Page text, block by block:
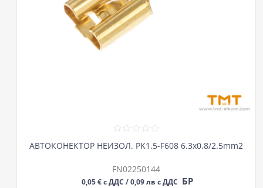
АВТОКОНЕКТОР НЕИЗОЛ. PK1.5-F608 6.3х0.8/2.5mm2
FN02250144
0,05 € с ДДС / 0,09 лв с ДДС БР